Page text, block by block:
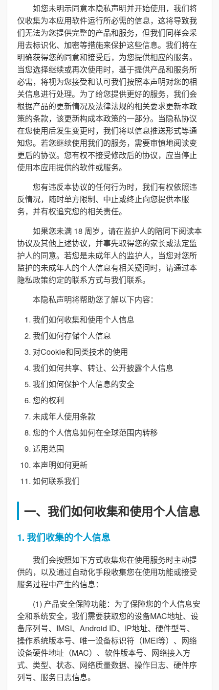
如您未明示同意本隐私声明并开始使用，我们将
仅收集为本应用软件运行所必需的信息，这将导致我
们无法为您提供完整的产品和服务，但我们同样会采
用去标识化、加密等措施来保护这些信息。我们将在
明确获得您的同意和接受后，为您提供相应的服务。
当您选择继续或再次使用时，基于提供产品和服务所
必需，将视为您接受和认可我们按照本声明对您的相
关信息进行处理。为了给您提供更好的服务，我们会
根据产品的更新情况及法律法规的相关要求更新本政
策的条款，该更新构成本政策的一部分。当隐私协议
在您使用后发生变更时，我们将以信息推送形式等通
知您。若您继续使用我们的服务，需要审慎地阅读变
更后的协议。您有权不接受修改后的协议，应当停止
使用本应用提供的软件或服务。
您有违反本协议的任何行为时，我们有权依照违
反情况，随时单方限制、中止或终止向您提供本服
务，并有权追究您的相关责任。
如果您未满 18 周岁，请在监护人的陪同下阅读本
协议及其他上述协议，并事先取得您的家长或法定监
护人的同意。若您是未成年人的监护人，当您对您所
监护的未成年人的个人信息有相关疑问时，请通过本
隐私政策约定的联系方式与我们联系。
本隐私声明将帮助您了解以下内容：
我们如何收集和使用个人信息
我们如何存储个人信息
对Cookie和同类技术的使用
我们如何共享、转让、公开披露个人信息
我们如何保护个人信息的安全
您的权利
未成年人使用条款
您的个人信息如何在全球范围内转移
适用范围
本声明如何更新
如何联系我们
一、我们如何收集和使用个人信息
1. 我们收集的个人信息
我们会按照如下方式收集您在使用服务时主动提
供的，以及通过自动化手段收集您在使用功能或接受
服务过程中产生的信息：
(1) 产品安全保障功能：为了保障您的个人信息安
全和系统安全，我们需要获取您的设备MAC地址、设
备序列号、IMSI、Android ID、IP地址、硬件型号、
操作系统版本号、唯一设备标识符（IMEI等）、网络
设备硬件地址（MAC）、软件版本号、网络接入方
式、类型、状态、网络质量数据、操作日志、硬件序
列号、服务日志信息。